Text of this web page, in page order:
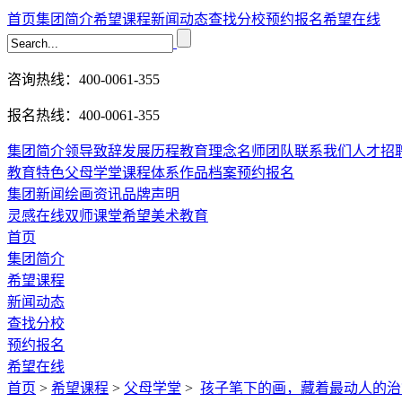
首页集团简介希望课程新闻动态查找分校预约报名希望在线
咨询热线：400-0061-355
报名热线：400-0061-355
集团简介领导致辞发展历程教育理念名师团队联系我们 人才招
教育特色父母学堂课程体系作品档案预约报名
集团新闻绘画资讯品牌声明
灵感在线双师课堂希望美术教育
首页
集团简介
希望课程
新闻动态
查找分校
预约报名
希望在线
首页 > 希望课程 > 父母学堂 > 孩子笔下的画，藏着最动人的